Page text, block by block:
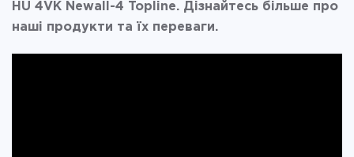
HU 4VK Newall-4 Topline. Дізнайтесь більше про
наші продукти та їх переваги.